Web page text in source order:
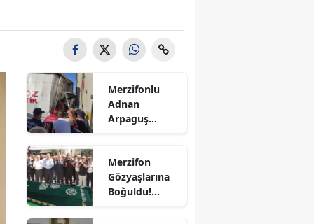
Bilecik
Bitlis
Burdur
Bursa
Merzifonlu
Adnan
Arpaguş
Hayatını
Kaybetti
Merzifon
Gözyaşlarına
Boğuldu!